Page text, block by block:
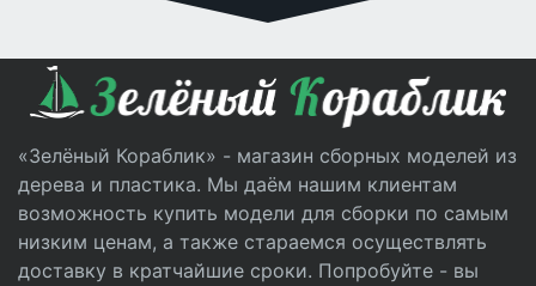
«Зелёный Кораблик» - магазин сборных моделей из
дерева и пластика. Мы даём нашим клиентам
возможность купить модели для сборки по самым
низким ценам, а также стараемся осуществлять
доставку в кратчайшие сроки. Попробуйте - вы